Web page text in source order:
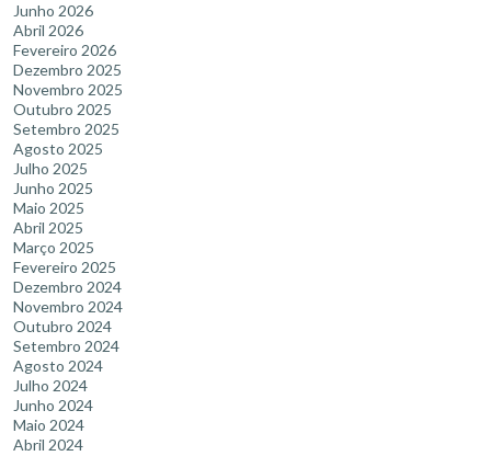
Junho 2026
Abril 2026
Fevereiro 2026
Dezembro 2025
Novembro 2025
Outubro 2025
Setembro 2025
Agosto 2025
Julho 2025
Junho 2025
Maio 2025
Abril 2025
Março 2025
Fevereiro 2025
Dezembro 2024
Novembro 2024
Outubro 2024
Setembro 2024
Agosto 2024
Julho 2024
Junho 2024
Maio 2024
Abril 2024